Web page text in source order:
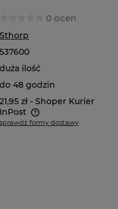
0 ocen
Sthorp
537600
duża ilość
do 48 godzin
21,95 zł - Shoper Kurier
InPost
sprawdź formy dostawy